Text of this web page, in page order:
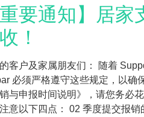
重要通知】居
！
客户及家属朋友们： 随着
必须严格遵守这些规定，以确
销与申报时间说明》，请您务必
意以下四点： 02 季度提交报